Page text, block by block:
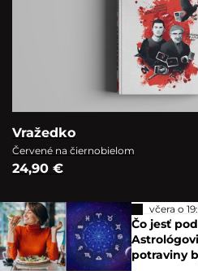
Vražedko
Červené na čiernobielom
24,90 €
včera o
Čo jesť
potraviny